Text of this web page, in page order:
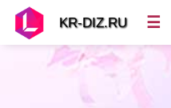
KR-DIZ.RU ☰